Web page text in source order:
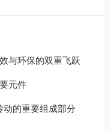
与环保的双重飞跃
元件
的重要组成部分